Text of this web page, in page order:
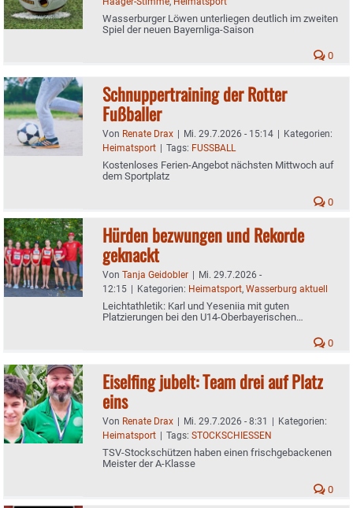
Wasserburger Löwen unterliegen deutlich im zweiten
Spiel der neuen Bayernliga-Saison
0
Schnuppertraining der Rotter
Fußballer
Von Renate Drax | Mi. 29.7.2026 - 15:14 | Kategorien:
Heimatsport | Tags: FUSSBALL
Kostenloses Ferien-Angebot nächsten Mittwoch auf
dem Sportplatz
0
Hürden bezwungen und Rekorde
geknackt
Von Tanja Geidobler | Mi. 29.7.2026 -
12:15 | Kategorien: Heimatsport, Wasserburg aktuell
Leichtathletik: Karl und Yeseniia mit guten
Platzierungen bei den U14-Oberbayerischen
0
Eiselfing jubelt: Team drei auf Platz
eins
Von Renate Drax | Mi. 29.7.2026 - 8:31 | Kategorien:
Heimatsport | Tags: STOCKSCHIESSEN
TSV-Stockschützen haben einen frischgebackenen
Meister der A-Klasse
0